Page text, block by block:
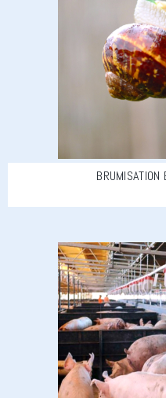
BRUMISATION